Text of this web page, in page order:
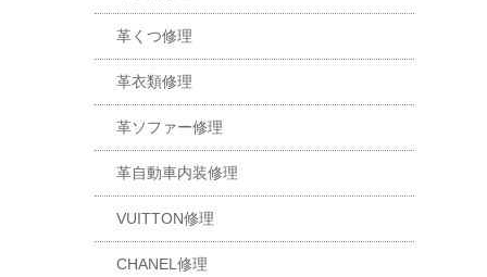
革くつ修理
革衣類修理
革ソファー修理
革自動車内装修理
VUITTON修理
CHANEL修理